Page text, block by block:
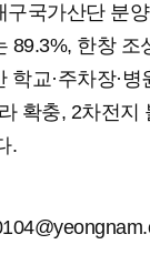
구국가산단 분
89.3%, 한창 조
학교·주차장·
확충, 2차전지
.